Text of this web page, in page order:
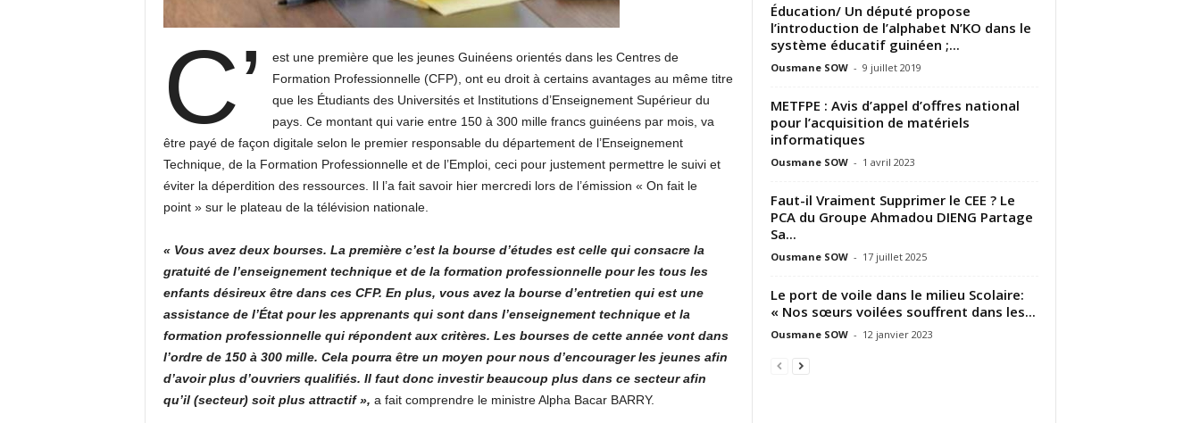
C’
est une première que les jeunes Guinéens orientés dans les Centres de
Formation Professionnelle (CFP), ont eu droit à certains avantages au même titre
que les Étudiants des Universités et Institutions d’Enseignement Supérieur du
pays. Ce montant qui varie entre 150 à 300 mille francs guinéens par mois, va
être payé de façon digitale selon le premier responsable du département de l’Enseignement
Technique, de la Formation Professionnelle et de l’Emploi, ceci pour justement permettre le suivi et
éviter la déperdition des ressources. Il l’a fait savoir hier mercredi lors de l’émission « On fait le
point » sur le plateau de la télévision nationale.
« Vous avez deux bourses. La première c’est la bourse d’études est celle qui consacre la
gratuité de l’enseignement technique et de la formation professionnelle pour les tous les
enfants désireux être dans ces CFP. En plus, vous avez la bourse d’entretien qui est une
assistance de l’État pour les apprenants qui sont dans l’enseignement technique et la
formation professionnelle qui répondent aux critères. Les bourses de cette année vont dans
l’ordre de 150 à 300 mille. Cela pourra être un moyen pour nous d’encourager les jeunes afin
d’avoir plus d’ouvriers qualifiés. Il faut donc investir beaucoup plus dans ce secteur afin
qu’il (secteur) soit plus attractif », a fait comprendre le ministre Alpha Bacar BARRY.
Éducation/ Un député propose
l’introduction de l’alphabet N’KO dans le
système éducatif guinéen ;...
Ousmane SOW - 9 juillet 2019
METFPE : Avis d’appel d’offres national
pour l’acquisition de matériels
informatiques
Ousmane SOW - 1 avril 2023
Faut-il Vraiment Supprimer le CEE ? Le
PCA du Groupe Ahmadou DIENG Partage
Sa...
Ousmane SOW - 17 juillet 2025
Le port de voile dans le milieu Scolaire:
« Nos sœurs voilées souffrent dans les...
Ousmane SOW - 12 janvier 2023